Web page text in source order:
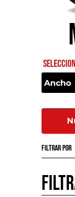
Filtrar por